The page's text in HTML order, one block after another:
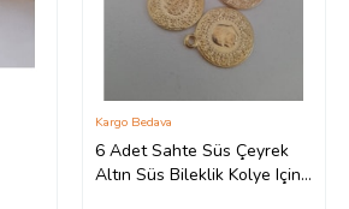
6 Adet Sahte Süs Çeyrek
Altın Süs Bileklik Kolye Için
Kargo Bedava